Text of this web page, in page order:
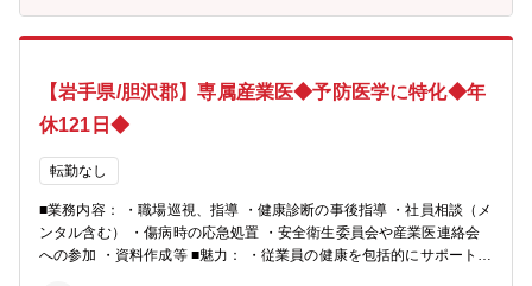
【岩手県/胆沢郡】専属産業医◆予防医学に特化◆年
休121日◆
転勤なし
■業務内容： ・職場巡視、指導 ・健康診断の事後指導 ・社員相談（メ
ンタル含む） ・傷病時の応急処置 ・安全衛生委員会や産業医連絡会
への参加 ・資料作成等 ■魅力： ・従業員の健康を包括的にサポートで